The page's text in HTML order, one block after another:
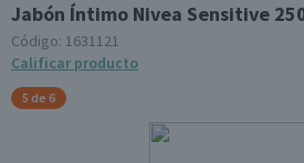
Jabón Íntimo Nivea Sensitive
Código: 1631121
Calificar producto
5 de 6